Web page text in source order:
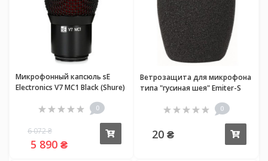
Микрофонный капсюль sE
Electronics V7 MC1 Black (Shure)
0
6 072 ₴
5 890 ₴
Ветрозащита для микрофона
типа "гусиная шея" Emiter-S
0
20 ₴